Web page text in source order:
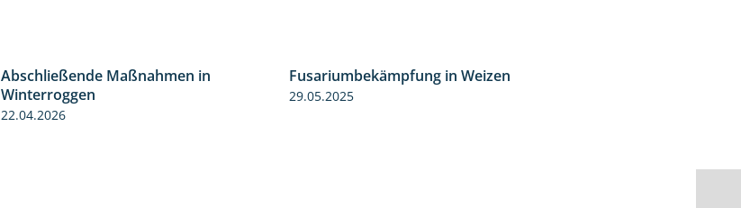
Abschließende Maßnahmen in
Winterroggen
22.04.2026
Fusariumbekämpfung in Weizen
29.05.2025